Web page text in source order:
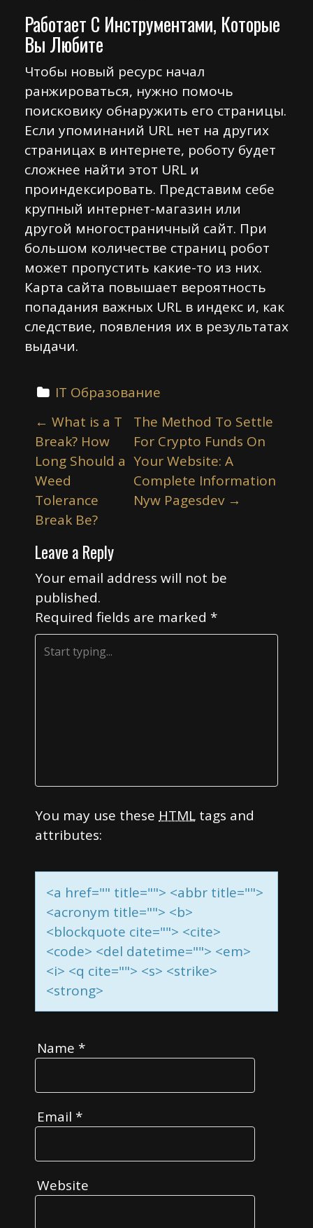
Работает С Инструментами, Которые
Вы Любите
Чтобы новый ресурс начал
ранжироваться, нужно помочь
поисковику обнаружить его страницы.
Если упоминаний URL нет на других
страницах в интернете, роботу будет
сложнее найти этот URL и
проиндексировать. Представим себе
крупный интернет-магазин или
другой многостраничный сайт. При
большом количестве страниц робот
может пропустить какие-то из них.
Карта сайта повышает вероятность
попадания важных URL в индекс и, как
следствие, появления их в результатах
выдачи.
IT Образование
P
o
s
t
n
a
v
i
g
a
t
i
← What is a T
Break? How
Long Should a
Weed
Tolerance
Break Be?
The Method To Settle
For Crypto Funds On
Your Website: A
Complete Information
Nyw Pagesdev →
Leave a Reply
Your email address will not be
published.
Required fields are marked *
You may use these HTML tags and
attributes:
<a href="" title=""> <abbr title="">
<acronym title=""> <b>
<blockquote cite=""> <cite>
<code> <del datetime=""> <em>
<i> <q cite=""> <s> <strike>
<strong>
Name *
Email *
Website